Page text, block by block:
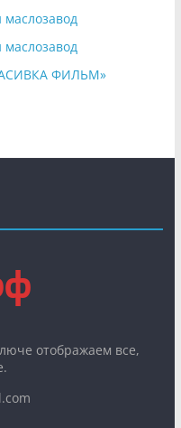
ФИЛЬМ»
отображаем все,